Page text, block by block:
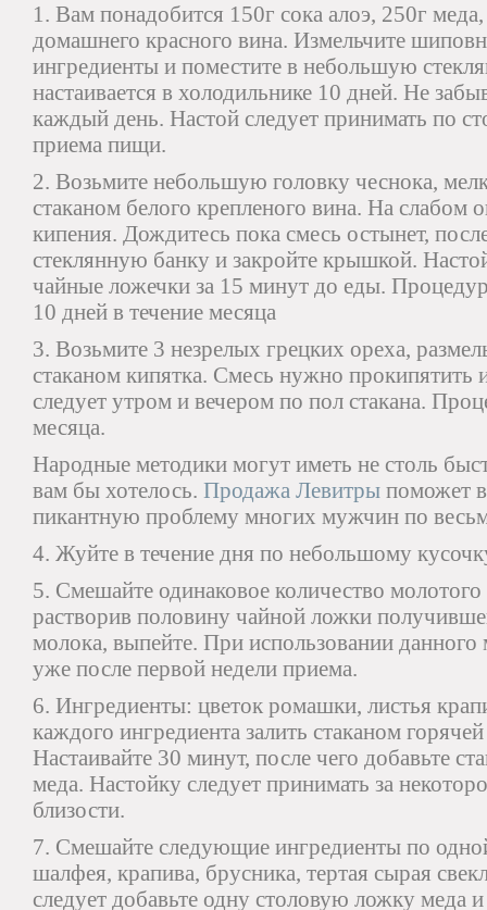
1. Вам понадобится 150г сока алоэ, 250г
домашнего красного вина. Измельчите
ингредиенты и поместите в небольшую
настаивается в холодильнике 10 дней. Не
каждый день. Настой следует принимать по
приема пищи.
2. Возьмите небольшую головку чеснока,
стаканом белого крепленого вина. На слабом
кипения. Дождитесь пока смесь остынет,
стеклянную банку и закройте крышкой.
чайные ложечки за 15 минут до еды.
10 дней в течение месяца
3. Возьмите 3 незрелых грецких ореха,
стаканом кипятка. Смесь нужно прокипятить
следует утром и вечером по пол стакана.
месяца.
Народные методики могут иметь не столь
вам бы хотелось. Продажа Левитры поможет
пикантную проблему многих мужчин по
4. Жуйте в течение дня по небольшому
5. Смешайте одинаковое количество молотого
растворив половину чайной ложки
молока, выпейте. При использовании данного
уже после первой недели приема.
6. Ингредиенты: цветок ромашки, листья
каждого ингредиента залить стаканом
Настаивайте 30 минут, после чего добавьте
меда. Настойку следует принимать за
близости.
7. Смешайте следующие ингредиенты по
шалфея, крапива, брусника, тертая сырая
следует добавьте одну столовую ложку меда